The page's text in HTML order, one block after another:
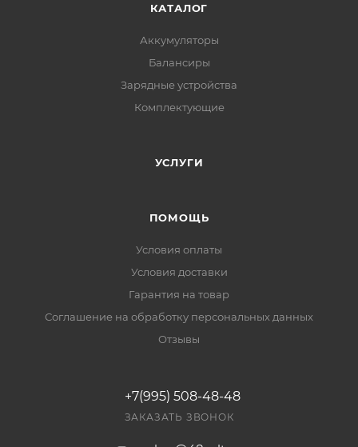
КАТАЛОГ
Аккумуляторы
Балансиры
Зарядные устройства
Комплектующие
УСЛУГИ
ПОМОЩЬ
Условия оплаты
Условия доставки
Гарантия на товар
Соглашение на обработку персональных данных
Отзывы
+7(995) 508-48-48
ЗАКАЗАТЬ ЗВОНОК